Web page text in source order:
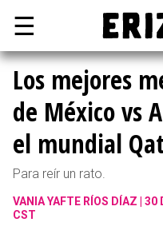
☰
Los mejores
de México vs
el mundial
Para reír un rato.
VANIA YAFTE RÍOS DÍAZ
30
CST